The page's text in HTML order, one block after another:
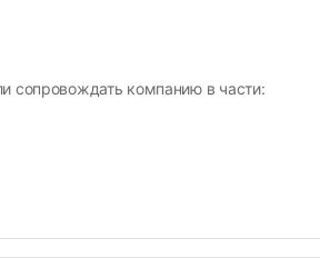
сопровождать компанию в части: